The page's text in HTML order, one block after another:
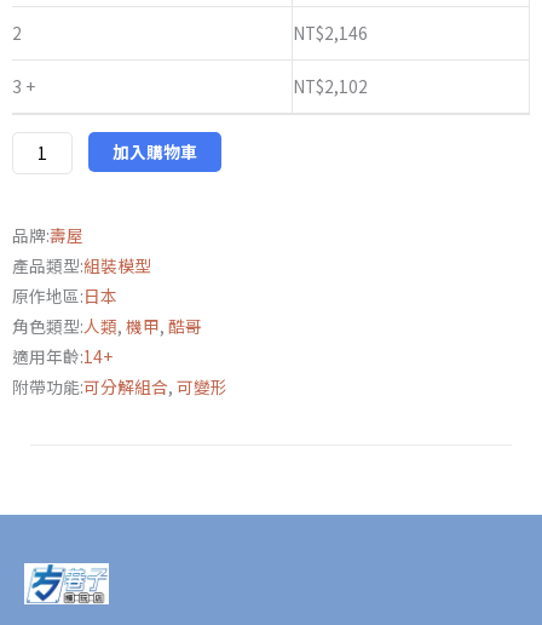
2 NT$2,146
3 + NT$2,102
1/24
六
角
機
定
裝
甲
VT1
數
量
加入購物車
品牌:壽屋
產品類型:組裝模型
原作地區:日本
角色類型:人類, 機甲, 酷哥
適用年齡:14+
附帶功能:可分解組合, 可變形